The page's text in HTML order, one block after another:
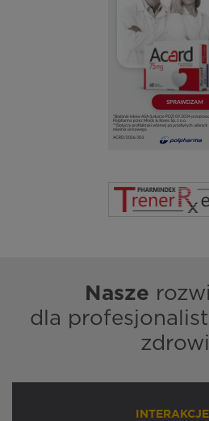
Nasze
dla